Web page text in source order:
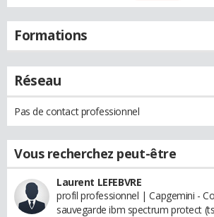
Formations
Réseau
Pas de contact professionnel
Vous recherchez peut-être
Laurent LEFEBVRE
profil professionnel | Capgemini -
sauvegarde ibm spectrum protect